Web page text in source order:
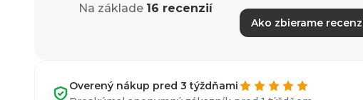
Na základe 16 recenzií
Ako zbierame
Overený nákup pred 3 týždňami